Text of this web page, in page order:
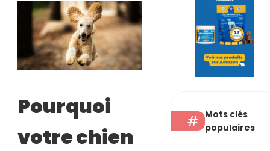
Pourquoi
votre chien
Mots clés
populaires